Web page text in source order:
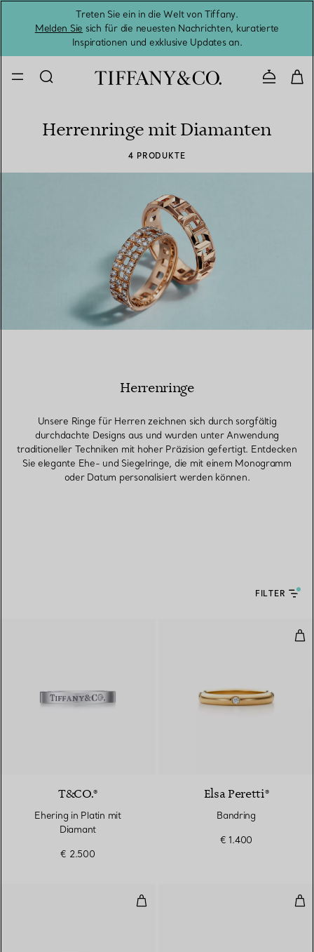
Treten Sie ein in die Welt von Tiffany.
Melden Sie sich für die neuesten Nachrichten, kuratierte
Inspirationen und exklusive Updates an.
Herrenringe mit Diamanten
4 PRODUKTE
Herrenringe
Unsere Ringe für Herren zeichnen sich durch sorgfältig
durchdachte Designs aus und wurden unter Anwendung
traditioneller Techniken mit hoher Präzision gefertigt. Entdecken
Sie elegante Ehe- und Siegelringe, die mit einem Monogramm
oder Datum personalisiert werden können.
FILTER
T&CO.®
Ehering in Platin mit
Diamant
€ 2.500
Elsa Peretti®
Bandring
€ 1.400
Kombinierbarer Ehering